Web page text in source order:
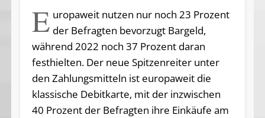
E uropaweit nutzen nur noch 23 Prozent
der Befragten bevorzugt Bargeld,
während 2022 noch 37 Prozent daran
festhielten. Der neue Spitzenreiter unter
den Zahlungsmitteln ist europaweit die
klassische Debitkarte, mit der inzwischen
40 Prozent der Befragten ihre Einkäufe am